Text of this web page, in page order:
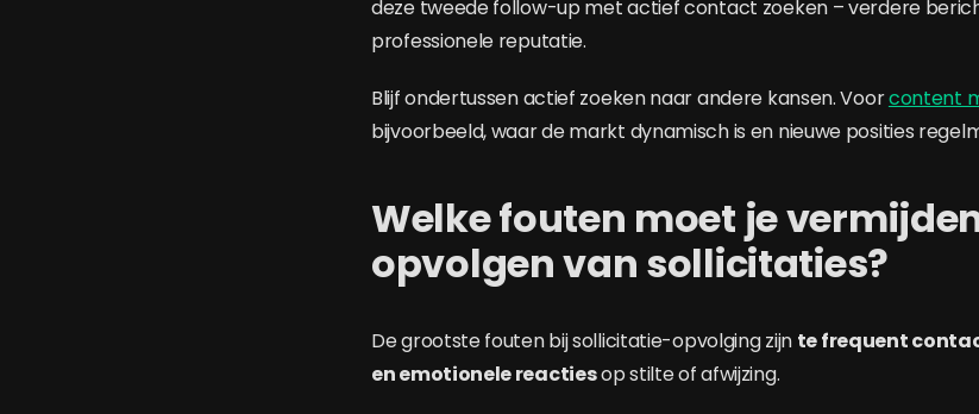
deze tweede follow-up met actief contact zoeken – verdere
professionele reputatie.
Blijf ondertussen actief zoeken naar andere kansen. Voorcontent
bijvoorbeeld, waar de markt dynamisch is en nieuwe posities
Welke fouten moet je
opvolgen van sollicitaties?
De grootste fouten bij sollicitatie-opvolging zijn te frequent
en emotionele reactiesop stilte of afwijzing.